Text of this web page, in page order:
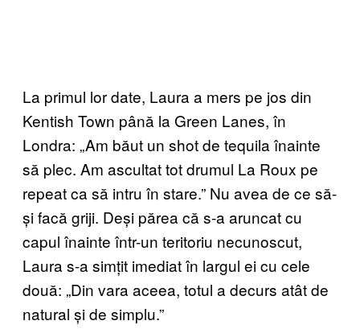
La primul lor date, Laura a mers pe jos din
Kentish Town până la Green Lanes, în
Londra: „Am băut un shot de tequila înainte
să plec. Am ascultat tot drumul La Roux pe
repeat ca să intru în stare.” Nu avea de ce să-
și facă griji. Deși părea că s-a aruncat cu
capul înainte într-un teritoriu necunoscut,
Laura s-a simțit imediat în largul ei cu cele
două: „Din vara aceea, totul a decurs atât de
natural și de simplu.”